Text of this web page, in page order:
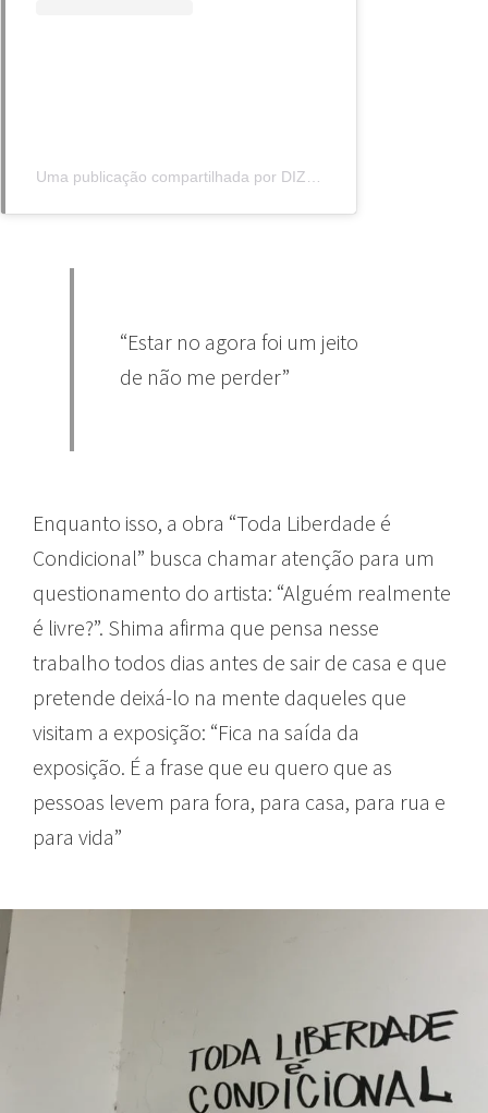
“Estar no agora foi um jeito
de não me perder”
Enquanto isso, a obra “Toda Liberdade é
Condicional” busca chamar atenção para um
questionamento do artista: “Alguém realmente
é livre?”. Shima afirma que pensa nesse
trabalho todos dias antes de sair de casa e que
pretende deixá-lo na mente daqueles que
visitam a exposição: “Fica na saída da
exposição. É a frase que eu quero que as
pessoas levem para fora, para casa, para rua e
para vida”